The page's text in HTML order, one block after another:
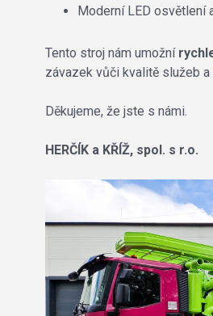
Moderní LED osvětlení
Tento stroj nám umožní
závazek vůči kvalitě služeb
Děkujeme, že jste s námi.
HERČÍK a KŘÍŽ, spol. s r.o.